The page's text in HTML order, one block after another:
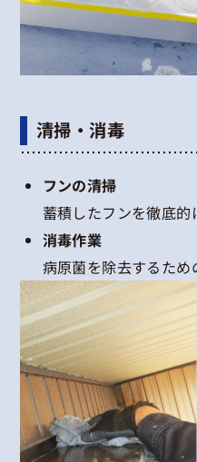
清掃・消毒
フンの清掃
蓄積したフンを徹底的
消毒作業
病原菌を除去するた